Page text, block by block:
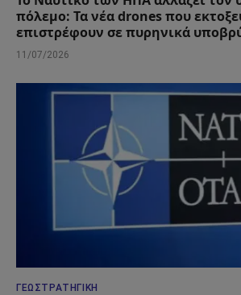
πόλεμο: Τα νέα drones που
επιστρέφουν σε πυρηνικά
11/07/2026
ΓΕΩΣΤΡΑΤΗΓΙΚΉ